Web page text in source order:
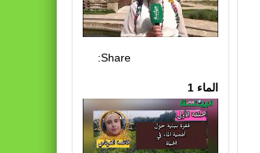
Share:
الماء 1